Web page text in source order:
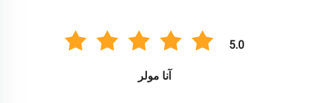
5.0
آنا مولر